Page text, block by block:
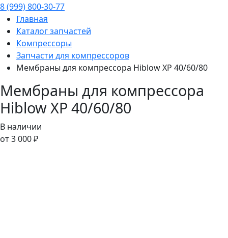
8 (999) 800-30-77
Главная
Каталог запчастей
Компрессоры
Запчасти для компрессоров
Мембраны для компрессора Hiblow XP 40/60/80
Мембраны для компрессора
Hiblow XP 40/60/80
В наличии
от 3 000 ₽